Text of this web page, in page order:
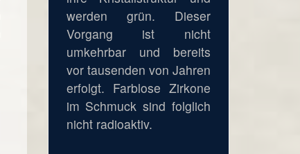
werden grün. Dieser
Vorgang ist nicht
umkehrbar und bereits
vor tausenden von Jahren
erfolgt. Farblose Zirkone
im Schmuck sind folglich
nicht radioaktiv.